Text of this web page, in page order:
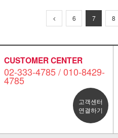
6 7 8
CUSTOMER CENTER
02-333-4785 / 010-8429-
4785
고객센터
연결하기